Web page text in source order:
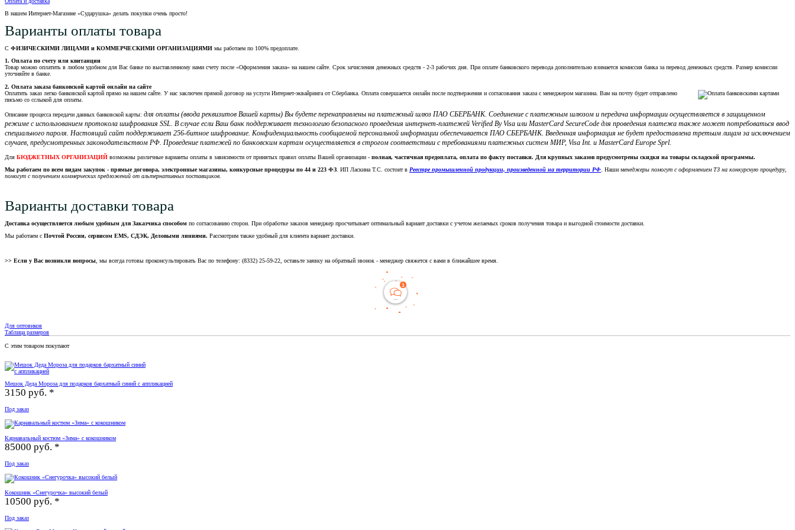
В нашем Интернет-Магазине «Сударушка» делать покупки очень просто!
Варианты оплаты товара
С ФИЗИЧЕСКИМИ ЛИЦАМИ и КОММЕРЧЕСКИМИ ОРГАНИЗАЦИЯМИ мы работаем по 100% предоплате.
1. Оплата по счету или квитанции
Товар можно оплатить в любом удобном для Вас банке по выставленному нами счету после «Оформления заказа» на нашем сайте. Срок зачисления денежных средств - 2-3 рабочих дня. При оплате банковского перевода дополнительно взимается комиссия банка за перевод денежных средств. Размер комиссии
уточняйте в банке.
2. Оплата заказа банковской картой онлайн на сайте
Оплатить заказ легко банковской картой прямо на нашем сайте. У нас заключен прямой договор на услуги Интернет-эквайринга от Сбербанка. Оплата совершается онлайн после подтвержения и согласования заказа с менеджером магазина. Вам на почту будет отправлено
письмо со сслыкой для оплаты.
Описание процесса передачи данных банковской карты: для оплаты (ввода реквизитов Вашей карты) Вы будете перенаправлены на платежный шлюз ПАО СБЕРБАНК. Соединение с платежным шлюзом и передача информации осуществляется в защищенном
режиме с использованием протокола шифрования SSL. В случае если Ваш банк поддерживает технологию безопасного проведения интернет-платежей Verified By Visa или MasterCard SecureCode для проведения платежа также может потребоваться ввод
специального пароля. Настоящий сайт поддерживает 256-битное шифрование. Конфиденциальность сообщаемой персональной информации обеспечивается ПАО СБЕРБАНК. Введенная информация не будет предоставлена третьим лицам за исключением
случаев, предусмотренных законодательством РФ. Проведение платежей по банковским картам осуществляется в строгом соответствии с требованиями платежных систем МИР, Visa Int. и MasterCard Europe Sprl.
Для БЮДЖЕТНЫХ ОРГАНИЗАЦИЙ возможны различные варианты оплаты в зависимости от принятых правил оплаты Вашей организации - полная, частичная предоплата, оплата по факту поставки. Для крупных заказов предусмотрены скидки на товары складской программы.
Мы работаем по всем видам закупок - прямые договора, электронные магазины, конкурсные процедуры по 44 и 223 ФЗ . ИП Ласкина Т.С. состоит в Реестре промышленной продукции, произведенной на территории РФ . Наши менеджеры помогут с оформлением ТЗ на конкурсную процедуру,
помогут с получением коммерческих предложений от альтернативных поставщиков.
Варианты доставки товара
Доставка осуществляется любым удобным для Заказчика способом по согласованию сторон. При обработке заказов менеджер просчитывает оптимальный вариант доставки с учетом желаемых сроков получения товара и выгодной стоимости доставки.
Мы работаем с Почтой России, сервисом EMS, СДЭК, Деловыми линиями. Рассмотрим также удобный для клиента вариант доставки.
>> Если у Вас возникли вопросы , мы всегда готовы проконсультировать Вас по телефону: (8332) 25-59-22, оставьте заявку на обратный звонок - менеджер свяжется с вами в ближайшее время.
Для оптовиков
Таблица размеров
С этим товаром покупают
Мешок Деда Мороза для подарков бархатный синий с аппликацией
3150 руб. *
Под заказ
Карнавальный костюм «Зима» с кокошником
85000 руб. *
Под заказ
Кокошник «Снегурочка» высокий белый
10500 руб. *
Под заказ